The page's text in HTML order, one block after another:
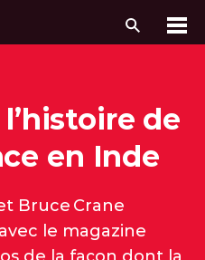
de
en Inde
Bruce Crane
le magazine